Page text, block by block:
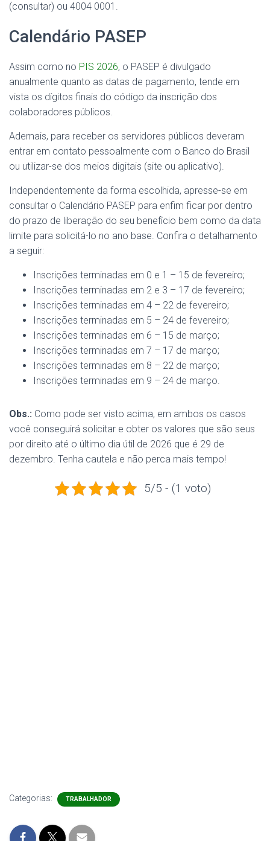
(consultar) ou 4004 0001.
Calendário PASEP
Assim como no PIS 2026, o PASEP é divulgado
anualmente quanto as datas de pagamento, tende em
vista os dígitos finais do código da inscrição dos
colaboradores públicos.
Ademais, para receber os servidores públicos deveram
entrar em contato pessoalmente com o Banco do Brasil
ou utilizar-se dos meios digitais (site ou aplicativo).
Independentemente da forma escolhida, apresse-se em
consultar o Calendário PASEP para enfim ficar por dentro
do prazo de liberação do seu benefício bem como da data
limite para solicitá-lo no ano base. Confira o detalhamento
a seguir:
Inscrições terminadas em 0 e 1 – 15 de fevereiro;
Inscrições terminadas em 2 e 3 – 17 de fevereiro;
Inscrições terminadas em 4 – 22 de fevereiro;
Inscrições terminadas em 5 – 24 de fevereiro;
Inscrições terminadas em 6 – 15 de março;
Inscrições terminadas em 7 – 17 de março;
Inscrições terminadas em 8 – 22 de março;
Inscrições terminadas em 9 – 24 de março.
Obs.: Como pode ser visto acima, em ambos os casos
você conseguirá solicitar e obter os valores que são seus
por direito até o último dia útil de 2026 que é 29 de
dezembro. Tenha cautela e não perca mais tempo!
5/5 - (1 voto)
Categorias: TRABALHADOR